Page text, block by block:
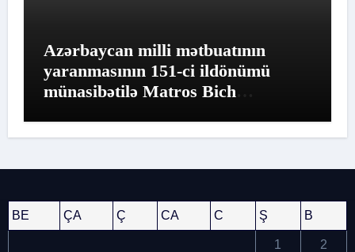
Azərbaycan milli mətbuatının
yaranmasının 151-ci ildönümü
münasibətilə Matros Bich
BE ÇA Ç CA C Ş B
1 2